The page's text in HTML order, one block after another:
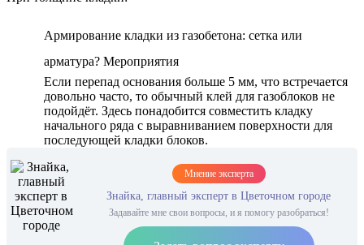
Армирование кладки из газобетона: сетка или
арматура? Мероприятия
Если перепад основания больше 5 мм, что встречается
довольно часто, то обычный клей для газоблоков не
подойдёт. Здесь понадобится совместить кладку
начального ряда с выравниванием поверхности для
последующей кладки блоков.
Мнение эксперта
Знайка, главный эксперт в Цветочном городе
Задавайте мне свои вопросы, и я помогу разобраться!